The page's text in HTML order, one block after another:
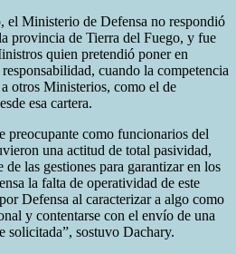
el Ministerio de Defensa no respondió
provincia de Tierra del Fuego, y fue
quien pretendió poner en
cuando la competencia
otros Ministerios, como el de
esa cartera.
preocupante como funcionarios del
una actitud de total pasividad,
las gestiones para garantizar en los
la falta de operatividad de este
Defensa al caracterizar a algo como
y contentarse con el envío de una
solicitada”, sostuvo Dachary.